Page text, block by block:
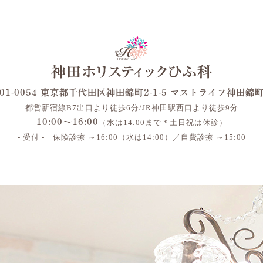
0054 東京都千代田区神田錦町2-1-5 マストライフ神田錦
都営新宿線B7出口より徒歩6分/JR神田駅西口より徒歩9分
10:00～16:00 （水は14:00まで＊土日祝は休診）
- 受付 - 保険診療 ～16:00（水は14:00）／自費診療 ～15:00